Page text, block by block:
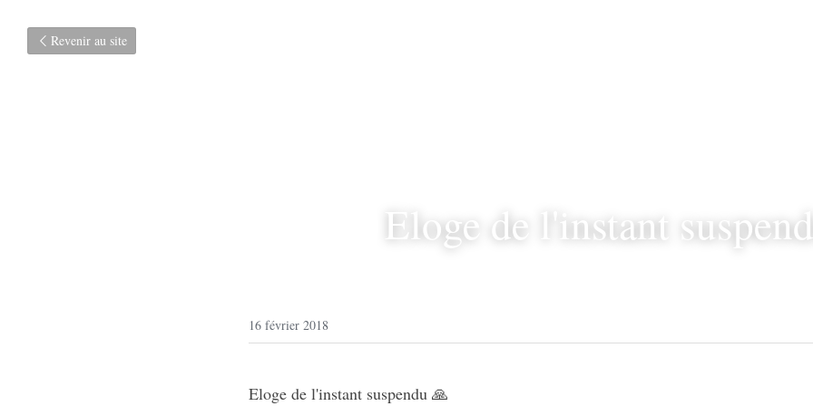
Revenir au site
Eloge de l'instant
16 février 2018
Eloge de l'instant suspendu 🙏